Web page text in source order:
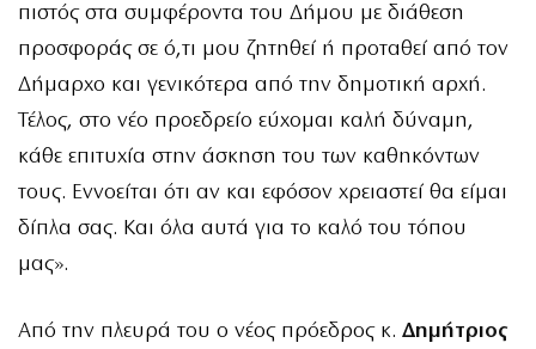
πιστός στα συμφέροντα του Δήμου με διάθεση
προσφοράς σε ό,τι μου ζητηθεί ή προταθεί από τον
Δήμαρχο και γενικότερα από την δημοτική αρχή.
Τέλος, στο νέο προεδρείο εύχομαι καλή δύναμη,
κάθε επιτυχία στην άσκηση του των καθηκόντων
τους. Εννοείται ότι αν και εφόσον χρειαστεί θα είμαι
δίπλα σας. Και όλα αυτά για το καλό του τόπου
μας».
Από την πλευρά του ο νέος πρόεδρος κ. Δημήτριος